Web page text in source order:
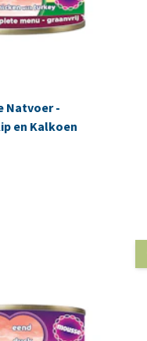
Natvoer -
en Kalkoen